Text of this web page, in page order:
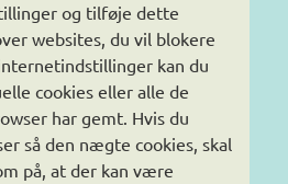
og tilføje dette
websites, du vil blokere
kan du
cookies eller alle de
har gemt. Hvis du
så den nægte cookies, skal
på, at der kan være